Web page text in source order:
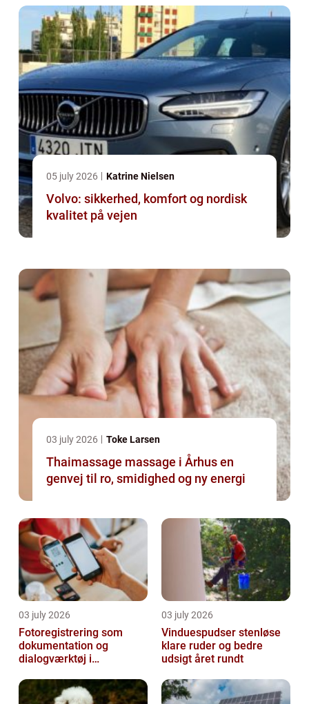
05 july 2026 Katrine Nielsen
Volvo: sikkerhed, komfort og nordisk
kvalitet på vejen
03 july 2026 Toke Larsen
Thaimassage massage i Århus en
genvej til ro, smidighed og ny energi
03 july 2026
Fotoregistrering som
dokumentation og
dialogværktøj i
03 july 2026
Vinduespudser stenløse
klare ruder og bedre
udsigt året rundt